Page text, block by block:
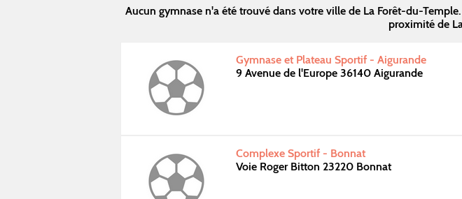
Aucun gymnase n'a été trouvé dans votre ville de La Forêt-du-
proximité de
Gymnase et Plateau Sportif - Aigurande
9 Avenue de l'Europe 36140 Aigurande
Complexe Sportif - Bonnat
Voie Roger Bitton 23220 Bonnat